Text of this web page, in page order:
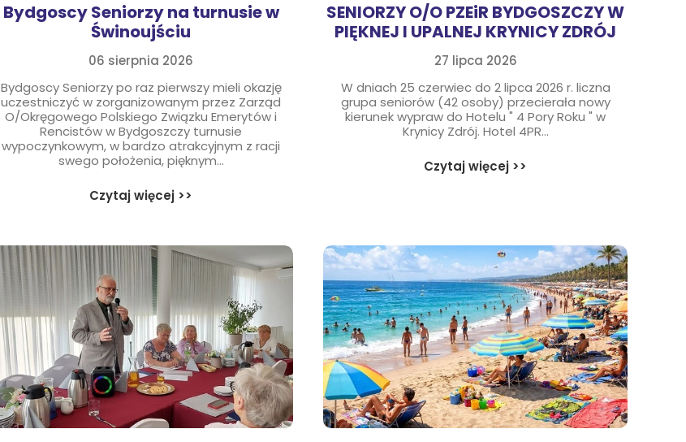
Błonie
Bartodzieje
Śródmieście
ZUS
Łęgnowo
Bydgoscy Seniorzy na turnusie w
Świnoujściu
06 sierpnia 2026
Bydgoscy Seniorzy po raz pierwszy mieli okazję
uczestniczyć w zorganizowanym przez Zarząd
O/Okręgowego Polskiego Związku Emerytów i
Rencistów w Bydgoszczy turnusie
wypoczynkowym, w bardzo atrakcyjnym z racji
swego położenia, pięknym...
Czytaj więcej >>
SENIORZY O/O PZEiR BYDGOSZCZY W
PIĘKNEJ I UPALNEJ KRYNICY ZDRÓJ
27 lipca 2026
W dniach 25 czerwiec do 2 lipca 2026 r. liczna
grupa seniorów (42 osoby) przecierała nowy
kierunek wypraw do Hotelu " 4 Pory Roku " w
Krynicy Zdrój. Hotel 4PR...
Czytaj więcej >>